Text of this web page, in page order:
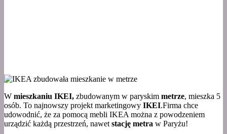
W mieszkaniu IKEI, zbudowanym w paryskim metrze, mieszka 5
osób. To najnowszy projekt marketingowy IKEI.Firma chce
udowodnić, że za pomocą mebli IKEA można z powodzeniem
urządzić każdą przestrzeń, nawet stację metra w Paryżu!